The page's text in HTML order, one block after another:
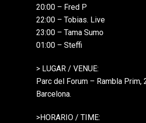
20:00 – Fred P
22:00 – Tobias. Live
23:00 – Tama Sumo
01:00 – Steffi
> LUGAR / VENUE:
Parc del Forum – Rambla Prim,
Barcelona.
>HORARIO / TIME: